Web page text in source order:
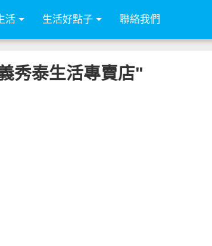
活 生活好點子 聯絡我們
秀泰生活專賣店"